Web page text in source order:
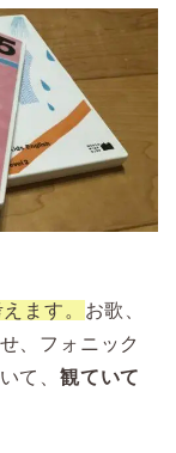
ます。 お歌、
、フォニック
て、 観ていて